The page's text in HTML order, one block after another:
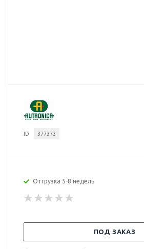
ID 377373
Отгрузка 5-8 недель
ПОД ЗАКАЗ